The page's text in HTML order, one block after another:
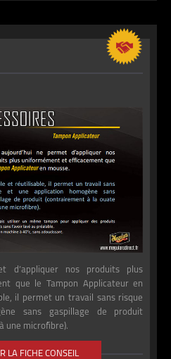
d’appliquer nos produits plus
que le Tampon Applicateur en
il permet un travail sans risque
sans gaspillage de produit
une microfibre).
LA FICHE CONSEIL